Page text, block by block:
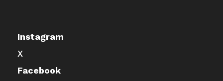
Instagram
X
Facebook